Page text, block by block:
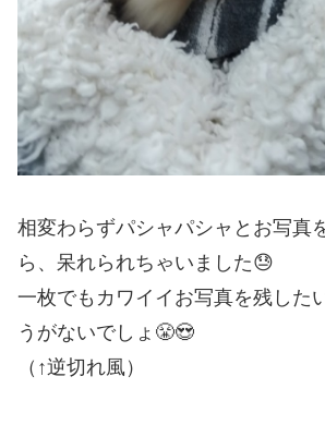
相変わらずパシャパシャとお写真
ら、呆れられちゃいました😓
一枚でもカワイイお写真を残した
うがないでしょ😤😍
（↑逆切れ風）